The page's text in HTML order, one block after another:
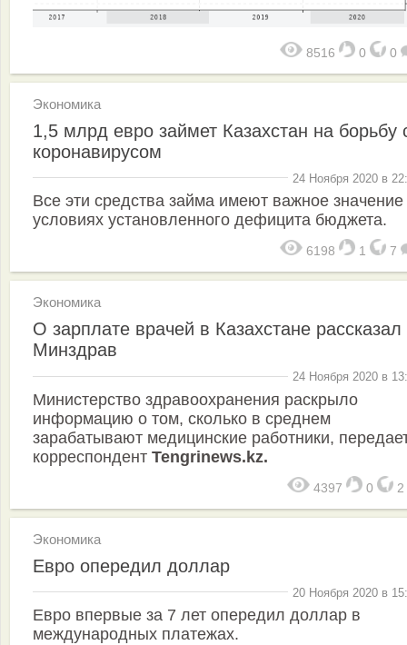
8516 0 0
Экономика
1,5 млрд евро займет Казахстан на борьбу
коронавирусом
24 Ноября 2020 в
Все эти средства займа имеют важное значение
условиях установленного дефицита бюджета.
6198 1 7
Экономика
О зарплате врачей в Казахстане рассказал
Минздрав
24 Ноября 2020 в
Министерство здравоохранения раскрыло
информацию о том, сколько в среднем
зарабатывают медицинские работники,
корреспондент Tengrinews.kz.
4397 0 2
Экономика
Евро опередил доллар
20 Ноября 2020 в
Евро впервые за 7 лет опередил доллар в
международных платежах.